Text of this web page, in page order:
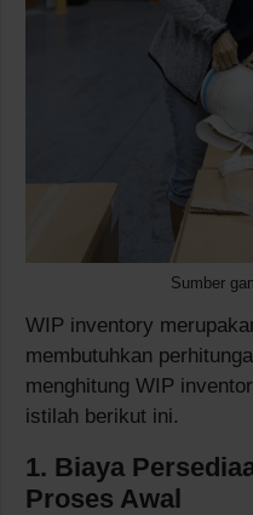
Sumber
WIP inventory
membutuhkan
menghitung WIP
istilah berikut ini.
1. Biaya
Proses Awal